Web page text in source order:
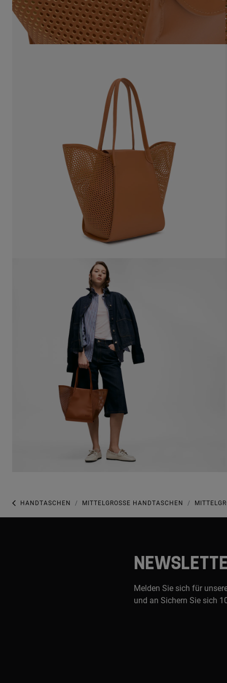
HANDTASCHEN MITTELGROSSE HANDTASCHEN
Melden Sie sich für
und an Sichern Sie sich